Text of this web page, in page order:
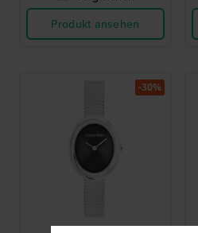
Produkt ansehen
-30%